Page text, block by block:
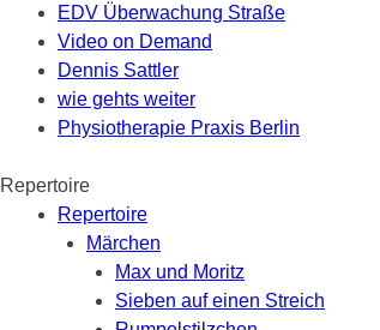
EDV Überwachung Straße
Video on Demand
Dennis Sattler
wie gehts weiter
Physiotherapie Praxis Berlin
Repertoire
Repertoire
Märchen
Max und Moritz
Sieben auf einen Streich